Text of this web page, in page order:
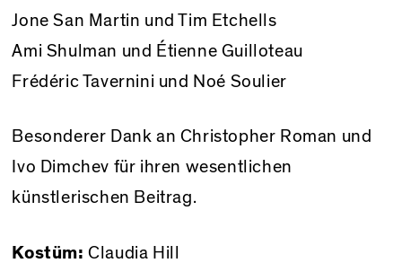
Jone San Martin und Tim Etchells
Ami Shulman und Étienne Guilloteau
Frédéric Tavernini und Noé Soulier
Besonderer Dank an Christopher Roman und
Ivo Dimchev für ihren wesentlichen
künstlerischen Beitrag.
Kostüm: Claudia Hill